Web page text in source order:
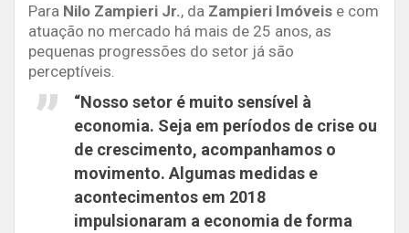
Para Nilo Zampieri Jr., da Zampieri Imóveis e com
atuação no mercado há mais de 25 anos, as
pequenas progressões do setor já são
perceptíveis.
“Nosso setor é muito sensível à
economia. Seja em períodos de crise ou
de crescimento, acompanhamos o
movimento. Algumas medidas e
acontecimentos em 2018
impulsionaram a economia de forma